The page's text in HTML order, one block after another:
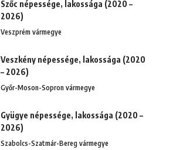
Szőc népessége, lakossága (2020 –
2026)
Veszprém vármegye
Veszkény népessége, lakossága (2020
– 2026)
Győr-Moson-Sopron vármegye
Gyügye népessége, lakossága (2020 –
2026)
Szabolcs-Szatmár-Bereg vármegye